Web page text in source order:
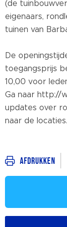
(de
eigenaars,
tuinen van
De
toegangsprijs
10,00 voor
Ga naar http://
updates over
naar de locaties.
Afdrukken